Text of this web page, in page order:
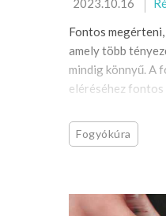
2023.10.16
Fontos
amely több
mindig könnyű. A
eléréséhez fontos
Fogyókúra